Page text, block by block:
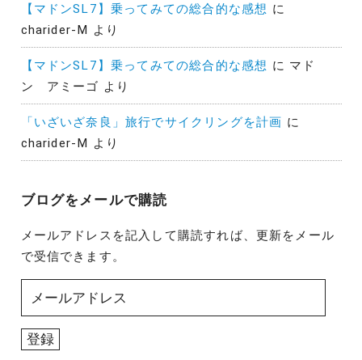
【マドンSL7】乗ってみての総合的な感想 に
charider-M より
【マドンSL7】乗ってみての総合的な感想 に マド
ン アミーゴ より
「いざいざ奈良」旅行でサイクリングを計画 に
charider-M より
ブログをメールで購読
メールアドレスを記入して購読すれば、更新をメール
で受信できます。
ル
ア
登録